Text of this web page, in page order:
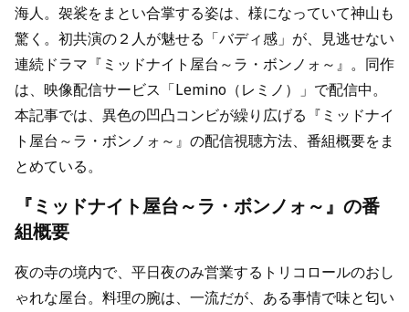
海人。袈裟をまとい合掌する姿は、様になっていて神山も
驚く。初共演の２人が魅せる「バディ感」が、見逃せない
連続ドラマ『ミッドナイト屋台～ラ・ボンノォ～』。同作
は、映像配信サービス「Lemino（レミノ）」で配信中。
本記事では、異色の凹凸コンビが繰り広げる『ミッドナイ
ト屋台～ラ・ボンノォ～』の配信視聴方法、番組概要をま
とめている。
『ミッドナイト屋台～ラ・ボンノォ～』の番
組概要
夜の寺の境内で、平日夜のみ営業するトリコロールのおし
ゃれな屋台。料理の腕は、一流だが、ある事情で味と匂い